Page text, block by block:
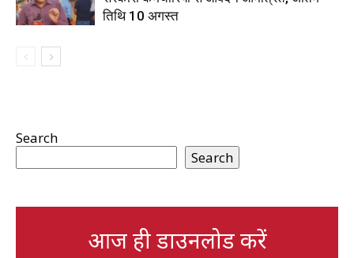
तिथि 10 अगस्त
Search
Search
आज ही डाउनलोड करें